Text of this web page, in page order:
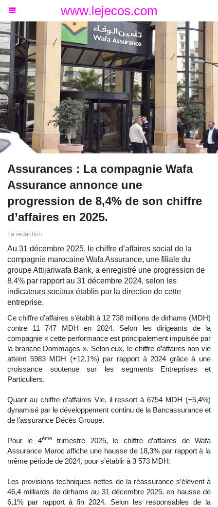
www.lejecos.com
Assurances : La compagnie Wafa
Assurance annonce une
progression de 8,4% de son chiffre
d’affaires en 2025.
La rédaction
Au 31 décembre 2025, le chiffre d’affaires social de la
compagnie marocaine Wafa Assurance, une filiale du
groupe Attijariwafa Bank, a enregistré une progression de
8,4% par rapport au 31 décembre 2024, selon les
indicateurs sociaux établis par la direction de cette
entreprise.
Ce chiffre d’affaires s’établit à 12 738 millions de dirhams (MDH)
contre 11 747 MDH en 2024. Selon les dirigeants de la
compagnie « cette performance est principalement impulsée par
la branche Dommages ». Selon eux, le chiffre d’affaires non vie
atteint 5983 MDH (+12,1%) par rapport à 2024 grâce à une
croissance soutenue sur les segments Entreprises et
Particuliers.
Quant au chiffre d’affaires Vie, il ressort à 6754 MDH (+5,4%)
dynamisé par le développement continu de la Bancassurance et
de l’assurance Décès Groupe.
Pour le 4èmetrimestre 2025, le chiffre d’affaires de Wafa
Assurance Maroc affiche une hausse de 18,3% par rapport à la
même période de 2024, pour s’établir à 3 573 MDH.
Les provisions techniques nettes de la réassurance s’élèvent à
46,4 milliards de dirhams au 31 décembre 2025, en hausse de
6,1% par rapport à fin 2024. Selon les responsables de la